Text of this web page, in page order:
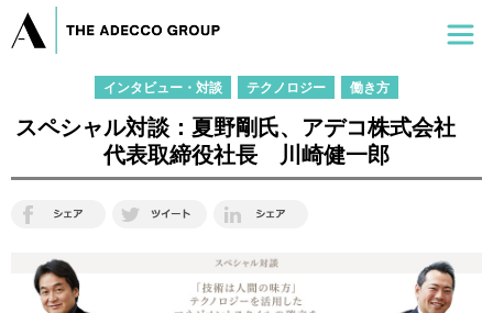
インタビュー・対談 テクノロジー 働き方
スペシャル対談：夏野剛氏、アデコ株式会社
代表取締役社長 川崎健一郎